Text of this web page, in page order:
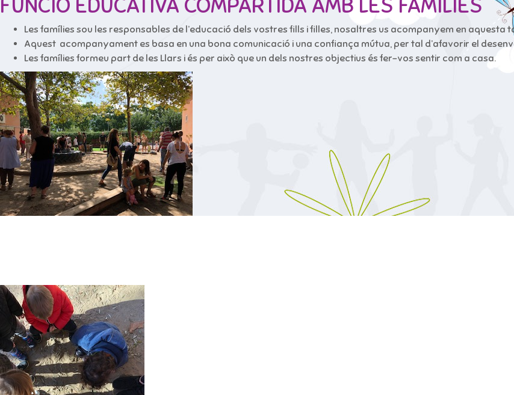
FUNCIÓ EDUCATIVA COMPARTIDA AMB LES FAMÍLIES
Les famílies sou les responsables de l’educació dels vostres fills i filles, nosaltres us acompanyem en aquesta
Aquest acompanyament es basa en una bona comunicació i una confiança mútua, per tal d’afavorir el
Les famílies formeu part de les Llars i és per això que un dels nostres objectius és fer-vos sentir com a casa.